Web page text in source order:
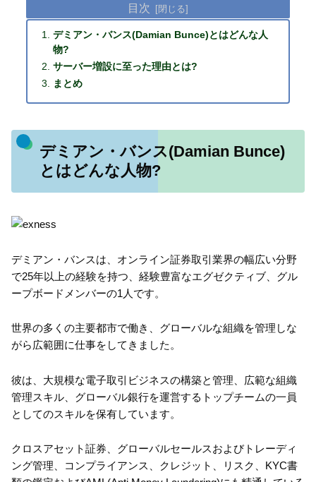
目次
デミアン・バンス(Damian Bunce)とはどんな人
物?
サーバー増設に至った理由とは?
まとめ
デミアン・バンス(Damian Bunce)
とはどんな人物?
デミアン・バンスは、オンライン証券取引業界の幅広い分野
で25年以上の経験を持つ、経験豊富なエグゼクティブ、グル
ープボードメンバーの1人です。
世界の多くの主要都市で働き、グローバルな組織を管理しな
がら広範囲に仕事をしてきました。
彼は、大規模な電子取引ビジネスの構築と管理、広範な組織
管理スキル、グローバル銀行を運営するトップチームの一員
としてのスキルを保有しています。
クロスアセット証券、グローバルセールスおよびトレーディ
ング管理、コンプライアンス、クレジット、リスク、KYC書